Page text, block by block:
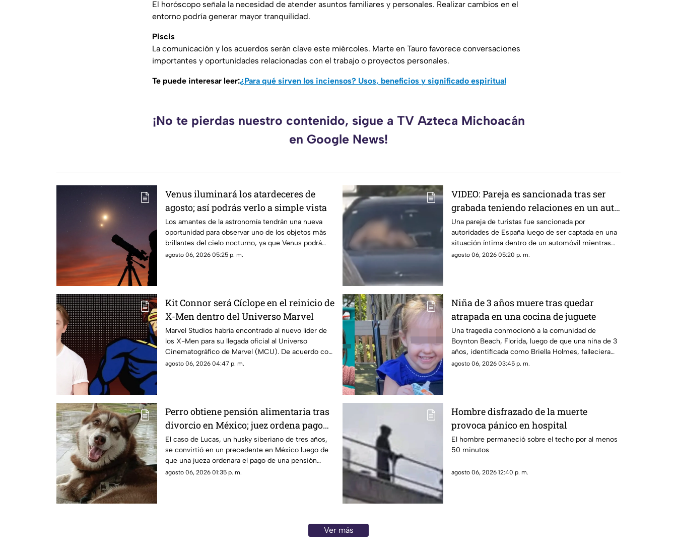
El horóscopo señala la necesidad de atender asuntos familiares y personales. Realizar cambios en el
entorno podría generar mayor tranquilidad.
Piscis
La comunicación y los acuerdos serán clave este miércoles. Marte en Tauro favorece conversaciones
importantes y oportunidades relacionadas con el trabajo o proyectos personales.
Te puede interesar leer:¿Para qué sirven los inciensos? Usos, beneficios y significado espiritual
¡No te pierdas nuestro contenido, sigue a TV Azteca Michoacán
en Google News!
Venus iluminará los atardeceres de
agosto; así podrás verlo a simple vista
Los amantes de la astronomía tendrán una nueva
oportunidad para observar uno de los objetos más
brillantes del cielo nocturno, ya que Venus podrá
verse con mayor facilidad durante los atardeceres
agosto 06, 2026 05:25 p. m.
VIDEO: Pareja es sancionada tras ser
grabada teniendo relaciones en un auto
en movimiento
Una pareja de turistas fue sancionada por
autoridades de España luego de ser captada en una
situación íntima dentro de un automóvil mientras
circulaban por la autopista A-7, a la altura de
agosto 06, 2026 05:20 p. m.
Kit Connor será Cíclope en el reinicio de
X-Men dentro del Universo Marvel
Marvel Studios habría encontrado al nuevo líder de
los X-Men para su llegada oficial al Universo
Cinematográfico de Marvel (MCU). De acuerdo con
reportes del portal especializado Deadline, el actor
agosto 06, 2026 04:47 p. m.
Niña de 3 años muere tras quedar
atrapada en una cocina de juguete
Una tragedia conmocionó a la comunidad de
Boynton Beach, Florida, luego de que una niña de 3
años, identificada como Briella Holmes, falleciera
tras quedar atrapada en una cocina de juguete de
agosto 06, 2026 03:45 p. m.
Perro obtiene pensión alimentaria tras
divorcio en México; juez ordena pago
mensual para su manutención
El caso de Lucas, un husky siberiano de tres años,
se convirtió en un precedente en México luego de
que una jueza ordenara el pago de una pensión
alimentaria y gastos veterinarios tras la separación
agosto 06, 2026 01:35 p. m.
Hombre disfrazado de la muerte
provoca pánico en hospital
El hombre permaneció sobre el techo por al menos
50 minutos
agosto 06, 2026 12:40 p. m.
Ver más